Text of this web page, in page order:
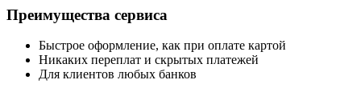
Преимущества сервиса
Быстрое оформление, как при оплате картой
Никаких переплат и скрытых платежей
Для клиентов любых банков